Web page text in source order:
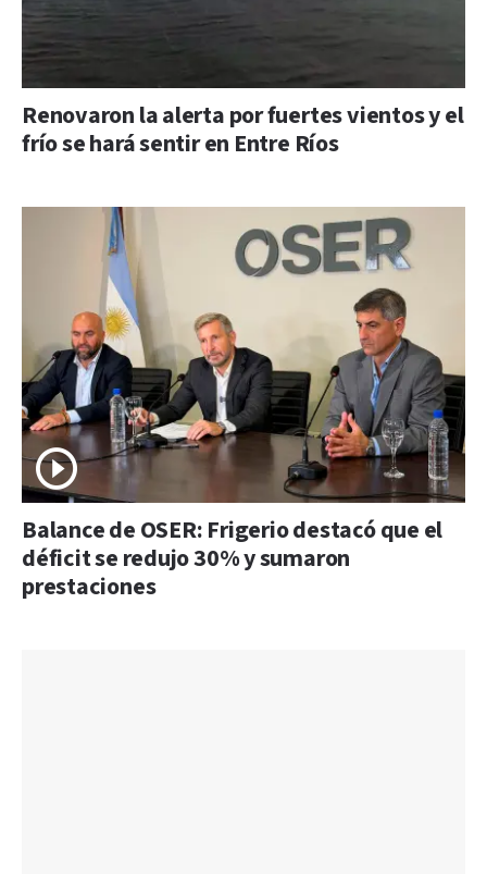
Renovaron la alerta por fuertes vientos y el
frío se hará sentir en Entre Ríos
Balance de OSER: Frigerio destacó que el
déficit se redujo 30% y sumaron
prestaciones